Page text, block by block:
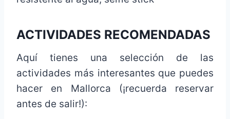
ACTIVIDADES RECOMENDADAS
Aquí tienes una selección de las
actividades más interesantes que puedes
hacer en Mallorca (¡recuerda reservar
antes de salir!):